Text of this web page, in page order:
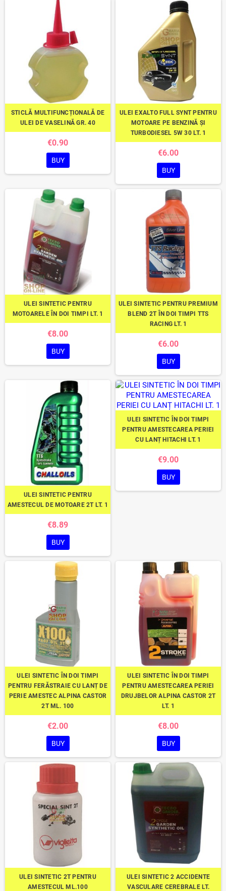
STICLĂ MULTIFUNCȚIONALĂ DE
ULEI DE VASELINĂ GR. 40
€0.90
BUY
ULEI EXALTO FULL SYNT PENTRU
MOTOARE PE BENZINĂ ȘI
TURBODIESEL 5W 30 LT. 1
€6.00
BUY
ULEI SINTETIC PENTRU
MOTOARELE ÎN DOI TIMPI LT. 1
€8.00
BUY
ULEI SINTETIC PENTRU PREMIUM
BLEND 2T ÎN DOI TIMPI TTS
RACING LT. 1
€6.00
BUY
ULEI SINTETIC PENTRU
AMESTECUL DE MOTOARE 2T LT. 1
€8.89
BUY
ULEI SINTETIC ÎN DOI TIMPI
PENTRU AMESTECAREA PERIEI
CU LANȚ HITACHI LT. 1
€9.00
BUY
ULEI SINTETIC ÎN DOI TIMPI
PENTRU FERĂSTRAIE CU LANȚ DE
PERIE AMESTEC ALPINA CASTOR
2T ML. 100
€2.00
BUY
ULEI SINTETIC ÎN DOI TIMPI
PENTRU AMESTECAREA PERIEI
DRUJBELOR ALPINA CASTOR 2T
LT. 1
€8.00
BUY
ULEI SINTETIC 2T PENTRU
AMESTECUL ML.100
ULEI SINTETIC 2 ACCIDENTE
VASCULARE CEREBRALE LT.